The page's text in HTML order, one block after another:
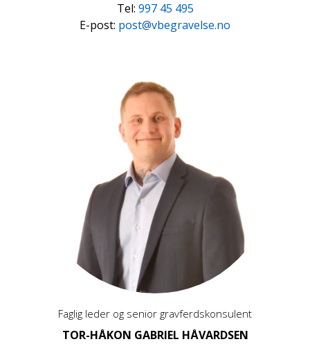
Tel: 997 45 495
E-post: post@vbegravelse.no
Faglig leder og senior gravferdskonsulent
TOR-HÅKON GABRIEL HÅVARDSEN